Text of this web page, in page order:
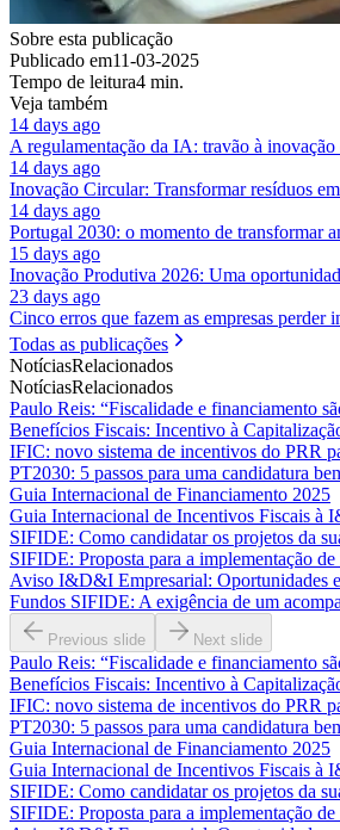
Sobre esta publicação
Publicado em11-03-2025
Tempo de leitura4 min.
Veja também
14 days ago
A regulamentação da IA: travão à
14 days ago
Inovação Circular: Transformar resíduos
14 days ago
Portugal 2030: o momento de transformar
15 days ago
Inovação Produtiva 2026: Uma
23 days ago
Cinco erros que fazem as empresas perder
Todas as publicações
NotíciasRelacionados
NotíciasRelacionados
Paulo Reis: “Fiscalidade e financiamento
Benefícios Fiscais: Incentivo à
IFIC: novo sistema de incentivos do PRR
PT2030: 5 passos para uma candidatura
Guia Internacional de Financiamento 2025
Guia Internacional de Incentivos Fiscais à
SIFIDE: Como candidatar os projetos da
SIFIDE: Proposta para a implementação
Aviso I&D&I Empresarial: Oportunidades
Fundos SIFIDE: A exigência de um
Previous slide Next slide
Paulo Reis: “Fiscalidade e financiamento
Benefícios Fiscais: Incentivo à
IFIC: novo sistema de incentivos do PRR
PT2030: 5 passos para uma candidatura
Guia Internacional de Financiamento 2025
Guia Internacional de Incentivos Fiscais à
SIFIDE: Como candidatar os projetos da
SIFIDE: Proposta para a implementação